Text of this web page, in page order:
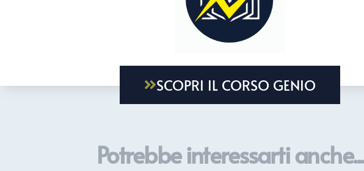
SCOPRI IL CORSO GENIO
Potrebbe interessarti anche...